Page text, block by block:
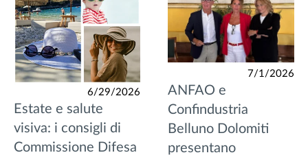
6/29/2026
Estate e salute
visiva: i consigli di
Commissione Difesa
7/1/2026
ANFAO e
Confindustria
Belluno Dolomiti
presentano